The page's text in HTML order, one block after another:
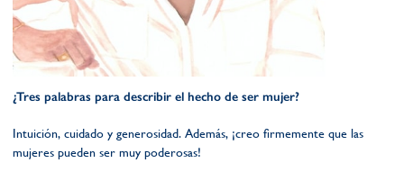
¿Tres palabras para describir el hecho de ser mujer?
Intuición, cuidado y generosidad. Además, ¡creo firmemente que las
mujeres pueden ser muy poderosas!